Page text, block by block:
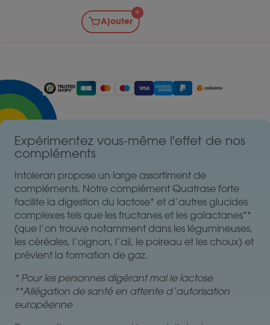
Ajouter
Expérimentez vous-même l'effet de nos
compléments
Intoleran propose un large assortiment de
compléments. Notre complément Quatrase forte
facilite la digestion du lactose* et d’autres glucides
complexes tels que les fructanes et les galactanes**
(que l’on trouve notamment dans les légumineuses,
les céréales, l’oignon, l’ail, le poireau et les choux) et
prévient la formation de gaz.
* Pour les personnes digérant mal le lactose
**Allégation de santé en attente d’autorisation
européenne